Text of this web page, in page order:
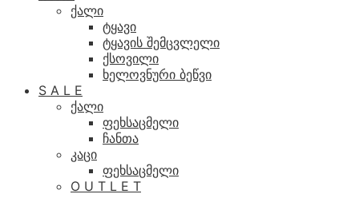
ქალი
ტყავი
ტყავის შემცვლელი
ქსოვილი
ხელოვნური ბეწვი
S A L E
ქალი
ფეხსაცმელი
ჩანთა
კაცი
ფეხსაცმელი
O U T L E T